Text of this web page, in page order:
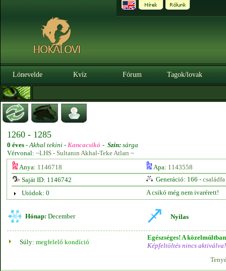
Lónevelde Kvíz Fórum Tagok/lovak
1260 - 1285
0 éves -Akhal tekini - Kancacsikó - Szín: sárga
Vérvonal: ~LHS - Sultanın Akhal-Teke Atları ~
Anya: 1146718 Apa: 1143558
Saját ID: 1146742
Generáció: 166 - családfa
Utódok: 0
A csikó még nem ivarérett!
Hónap: December Nyilas
Súly: megfelelő kondíció
Egészséges! A
Képfeltöltés nincs aktiválva!